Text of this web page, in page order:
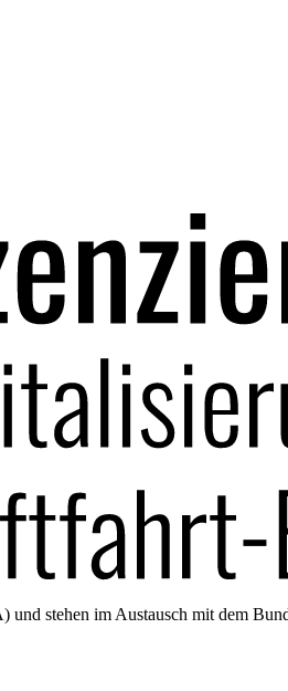
stehen im Austausch mit dem